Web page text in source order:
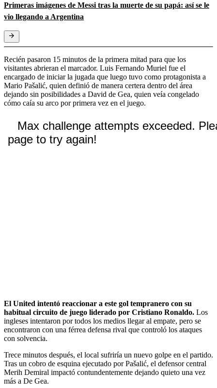
Primeras imágenes de Messi tras la muerte de su papá: así se le
vio llegando a Argentina
Recién pasaron 15 minutos de la primera mitad para que los
visitantes abrieran el marcador. Luis Fernando Muriel fue el
encargado de iniciar la jugada que luego tuvo como protagonista a
Mario Pašalić, quien definió de manera certera dentro del área
dejando sin posibilidades a David de Gea, quien veía congelado
cómo caía su arco por primera vez en el juego.
El United intentó reaccionar a este gol tempranero con su
habitual circuito de juego liderado por Cristiano Ronaldo. Los
ingleses intentaron por todos los medios llegar al empate, pero se
encontraron con una férrea defensa rival que controló los ataques
con solvencia.
Trece minutos después, el local sufriría un nuevo golpe en el partido.
Tras un cobro de esquina ejecutado por Pašalić, el defensor central
Merih Demiral impactó contundentemente dejando quieto una vez
más a De Gea.